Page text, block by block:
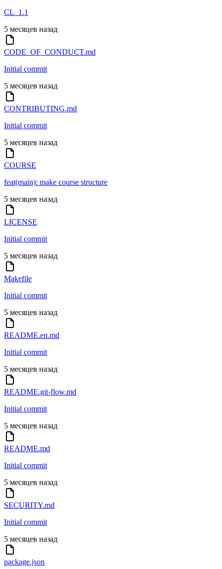
CL_1.1
5 месяцев назад
CODE_OF_CONDUCT.md
Initial commit
5 месяцев назад
CONTRIBUTING.md
Initial commit
5 месяцев назад
COURSE
feat(main): make course structure
5 месяцев назад
LICENSE
Initial commit
5 месяцев назад
Makefile
Initial commit
5 месяцев назад
README.en.md
Initial commit
5 месяцев назад
README.git-flow.md
Initial commit
5 месяцев назад
README.md
Initial commit
5 месяцев назад
SECURITY.md
Initial commit
5 месяцев назад
package.json